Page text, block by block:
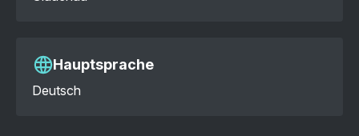
Hauptsprache
Deutsch